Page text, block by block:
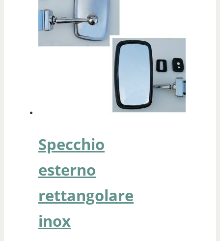
Specchio
esterno
rettangolare
inox